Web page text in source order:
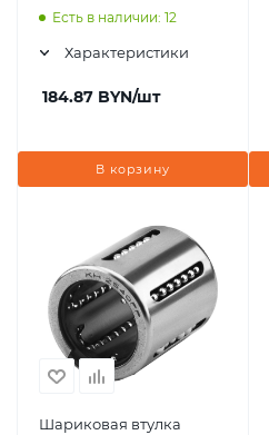
LMES40UUOP
Есть в наличии: 12
Характеристики
184.87 BYN/шт
В корзину
Шариковая втулка